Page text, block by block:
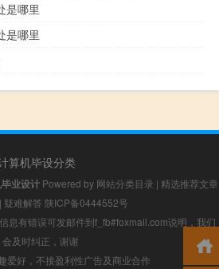
是哪里
是哪里
算机毕设分类
业设计Powered by 网站分类目录 | 精选推荐文章
| 疑难解答 陕ICP备0444552号
息有错误可发邮件到f_fb#foxmail.com说明，我们
会及时纠正，谢谢
爱好，不接盈利性广告及商业合作